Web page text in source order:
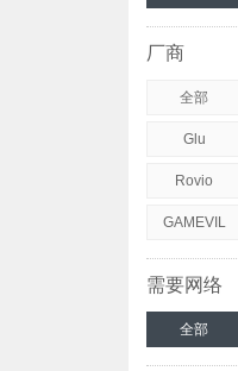
厂商
全部
Glu
Rovio
GAMEVIL
需要网络
全部